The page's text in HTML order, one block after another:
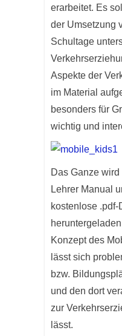
erarbeitet. Es
der Umsetzung
Schultage
Aspekte der
im Material
besonders für
wichtig und
Das Ganze
Lehrer Manual
kostenlose .pdf-
Konzept des
lässt sich
bzw.
und den dort
zur
lässt.